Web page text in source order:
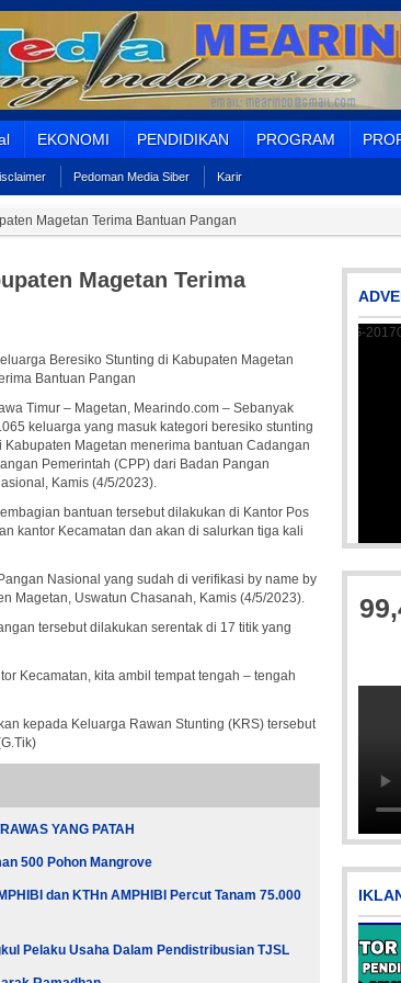
EKONOMI PENDIDIKAN PROGRAM
Pedoman Media Siber Karir
Magetan Terima Bantuan Pangan
Magetan Terima
Beresiko Stunting di Kabupaten Magetan
Bantuan Pangan
Timur – Magetan, Mearindo.com – Sebanyak
keluarga yang masuk kategori beresiko stunting
Kabupaten Magetan menerima bantuan Cadangan
Pemerintah (CPP) dari Badan Pangan
Kamis (4/5/2023).
bantuan tersebut dilakukan di Kantor Pos
kantor Kecamatan dan akan di salurkan tiga kali
Nasional yang sudah di verifikasi by name by
Magetan, Uswatun Chasanah, Kamis (4/5/2023).
tersebut dilakukan serentak di 17 titik yang
Kecamatan, kita ambil tempat tengah – tengah
kepada Keluarga Rawan Stunting (KRS) tersebut
YANG PATAH
500 Pohon Mangrove
dan KTHn AMPHIBI Percut Tanam 75.000
Pelaku Usaha Dalam Pendistribusian TJSL
IMG-20170928-